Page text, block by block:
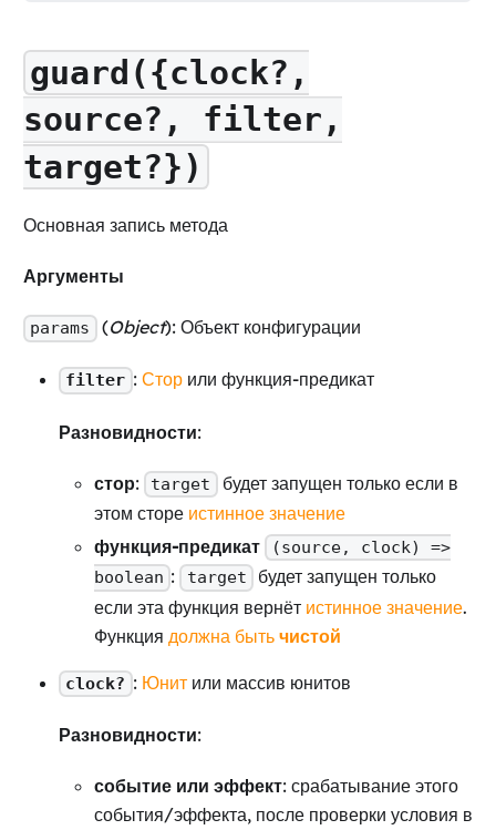
guard({clock?,
source?, filter,
target?})
Основная запись метода
Аргументы
params (Object): Объект конфигурации
filter : Сторили функция-предикат
Разновидности:
стор: target будет запущен только если в
этом сторе истинное значение
функция-предикат
(source, clock) =>
boolean : target
будет запущен только
если эта функция вернёт истинное значение.
Функция должна быть чистой
clock? : Юнитили массив юнитов
Разновидности:
событие или эффект: срабатывание этого
события/эффекта, после проверки условия в